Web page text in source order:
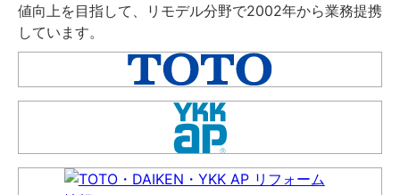
値向上を目指して、リモデル分野で2002年から業務提携
しています。